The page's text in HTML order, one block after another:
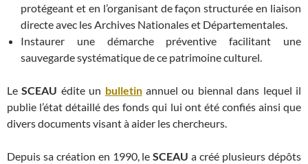
protégeant et en l’organisant de façon structurée en liaison
directe avec les Archives Nationales et Départementales.
Instaurer une démarche préventive facilitant une
sauvegarde systématique de ce patrimoine culturel.
LeSCEAU édite un bulletinannuel ou biennal dans lequel il
publie l’état détaillé des fonds qui lui ont été confiés ainsi que
divers documents visant à aider les chercheurs.
Depuis sa création en 1990, leSCEAUa créé plusieurs dépôts